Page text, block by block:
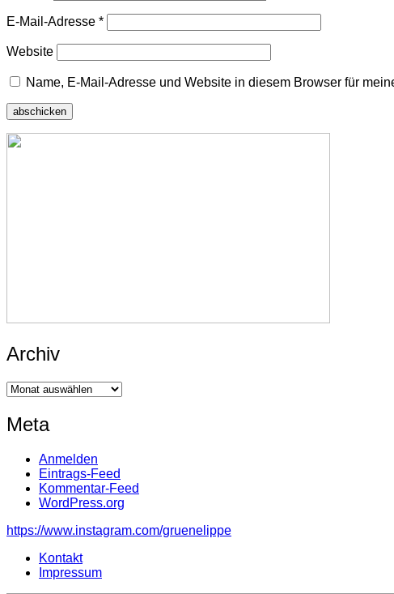
E-Mail-Adresse *
Website
Name, E-Mail-Adresse und Website in diesem Browser für
Archiv
Archiv
Meta
Anmelden
Eintrags-Feed
Kommentar-Feed
WordPress.org
https://www.instagram.com/gruenelippe
Kontakt
Impressum